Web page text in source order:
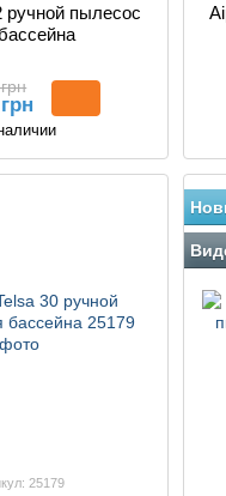
ручной пылесос
25179